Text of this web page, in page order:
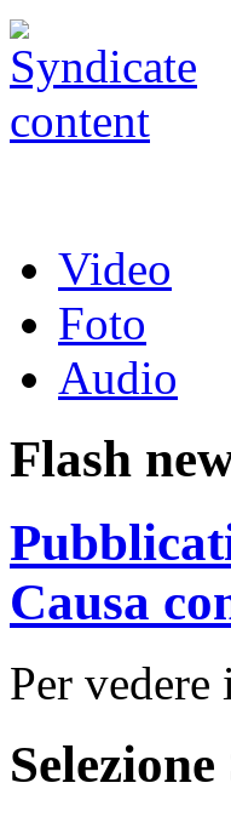
Video
Foto
Audio
Flash
Causa
Per